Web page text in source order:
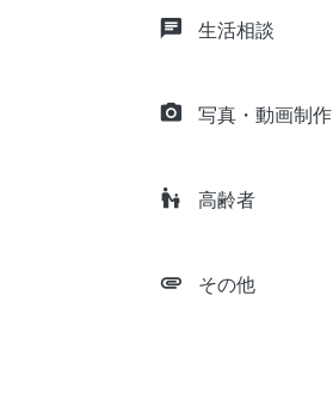
chat 生活相談
camera_alt 写真・動画制作
escalator_warning 高齢者
attachment その他